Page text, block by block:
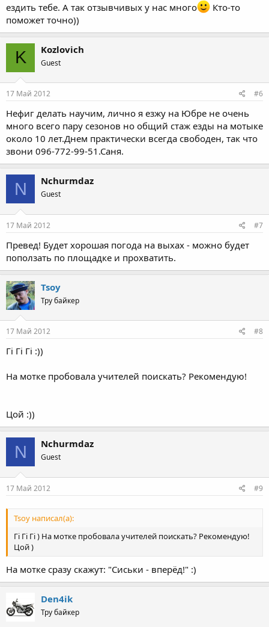
ездить тебе. А так отзывчивых у нас много
Кто-то
поможет точно))
K Kozlovich
Guest
17 Май 2012 #6
Нефиг делать научим, лично я езжу на Юбре не очень
много всего пару сезонов но общий стаж езды на мотыке
около 10 лет.Днем практически всегда свободен, так что
звони 096-772-99-51.Саня.
N Nchurmdaz
Guest
17 Май 2012 #7
Превед! Будет хорошая погода на выхах - можно будет
поползать по площадке и прохватить.
Tsoy
Тру байкер
17 Май 2012 #8
Гі Гі Гі :))
На мотке пробовала учителей поискать? Рекомендую!
Цой :))
N Nchurmdaz
Guest
17 Май 2012 #9
Tsoy написал(а):
Гі Гі Гі ) На мотке пробовала учителей поискать? Рекомендую!
Цой )
На мотке сразу скажут: "Сиськи - вперёд!" :)
Den4ik
Тру байкер